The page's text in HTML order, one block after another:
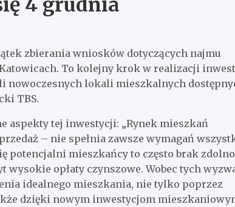
zbierania wniosków dotyczących najmu
To kolejny krok w realizacji
nowoczesnych lokali mieszkalnych
TBS.
aspekty tej inwestycji: „Rynek mieszkań
– nie spełnia zawsze wymagań
potencjalni mieszkańcy to często brak
wysokie opłaty czynszowe. Wobec tych
idealnego mieszkania, nie tylko poprzez
dzięki nowym inwestycjom